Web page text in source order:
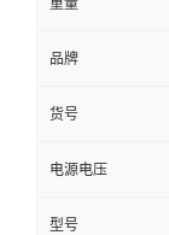
重量
品牌
货号
电源电压
型号